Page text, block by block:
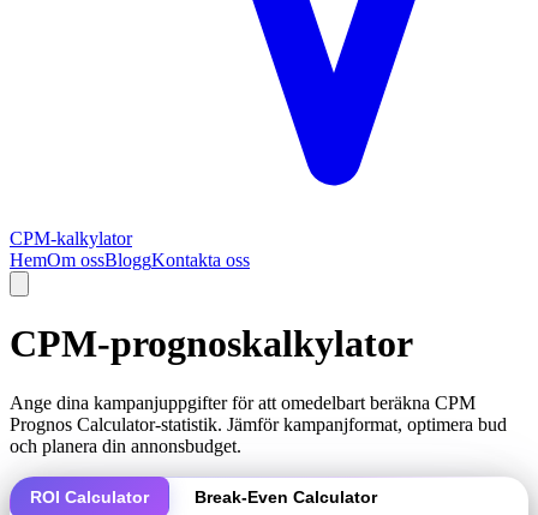
CPM-kalkylator
HemOm ossBloggKontakta oss
CPM-prognoskalkylator
Ange dina kampanjuppgifter för att omedelbart beräkna CPM
Prognos Calculator-statistik. Jämför kampanjformat, optimera bud
och planera din annonsbudget.
ROI Calculator Break-Even Calculator